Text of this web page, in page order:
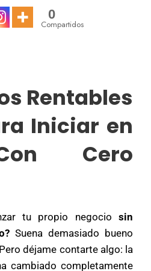
0
Compartidos
Rentables
Iniciar en
Cero
tu propio negocio sin
Suena demasiado bueno
déjame contarte algo: la
cambiado completamente